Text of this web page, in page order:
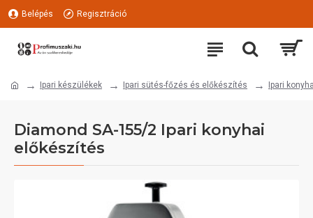
Belépés Regisztráció
Ipari készülékek Ipari sütés-főzés és előkészítés Ipari
Diamond SA-155/2 Ipari konyhai
előkészítés